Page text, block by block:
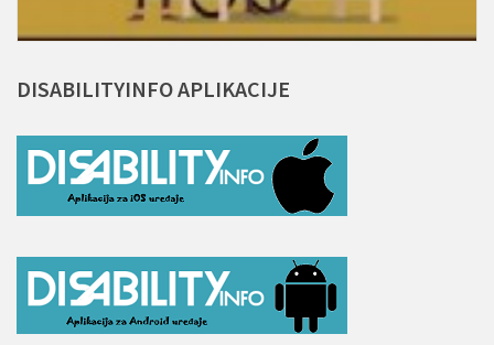
DISABILITYINFOAPLIKACIJE